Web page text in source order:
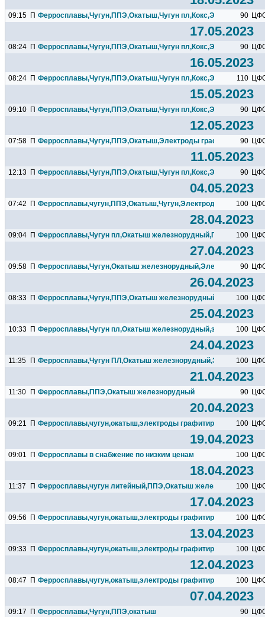
09:15 П Ферросплавы,Чугун,ППЭ,Окатыш,Чугун пл,Кокс,Электроды...
90
17.05.2023
08:24 П Ферросплавы,Чугун,ППЭ,Окатыш,Чугун пл,Кокс,Электроды...
90
16.05.2023
08:24 П Ферросплавы,Чугун,ППЭ,Окатыш,Чугун пл,Кокс,Электроды...
110
15.05.2023
09:10 П Ферросплавы,Чугун,ППЭ,Окатыш,Чугун пл,Кокс,Электроды...
90
12.05.2023
07:58 П Ферросплавы,Чугун,ППЭ,Окатыш,Электроды 90
11.05.2023
12:13 П Ферросплавы,Чугун,ППЭ,Окатыш,Чугун пл,Кокс,Электроды...
90
04.05.2023
07:42 П Ферросплавы,чугун,ППЭ,Окатыш,Чугун,Электроды,Кокс100
28.04.2023
09:04 П Ферросплавы,Чугун пл,Окатыш 100
27.04.2023
09:58 П Ферросплавы,Чугун,Окатыш железнорудный,Электроды...
90
26.04.2023
08:33 П Ферросплавы,Чугун,ППЭ,Окатыш железнорудный,Электроды...
100
25.04.2023
10:33 П Ферросплавы,Чугун пл,Окатыш железнорудный,электроды...
100
24.04.2023
11:35 П Ферросплавы,Чугун ПЛ,Окатыш железнорудный,Электроды...
100
21.04.2023
11:30 П Ферросплавы,ППЭ,Окатыш железнорудный 90
20.04.2023
09:21 П Ферросплавы,чугун,окатыш,электроды графитированные
100
19.04.2023
09:01 П Ферросплавы в снабжение по низким ценам 100
18.04.2023
11:37 П Ферросплавы,чугун литейный,ППЭ,Окатыш железнорудный
100
17.04.2023
09:56 П Ферросплавы,чугун,окатыш,электроды графитированные
100
13.04.2023
09:33 П Ферросплавы,чугун,окатыш,электроды графитированные
100
12.04.2023
08:47 П Ферросплавы,чугун,окатыш,электроды графитированные
100
07.04.2023
09:17 П Ферросплавы,Чугун,ППЭ,окатыш 90